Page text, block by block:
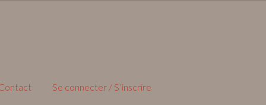
Se connecter / S’inscrire